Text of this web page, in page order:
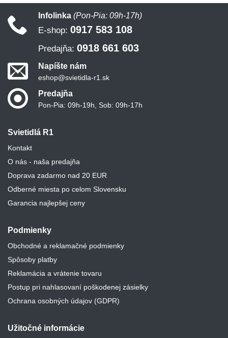
Svietidlá R1
Kontakt
O nás - naša predajňa
Doprava zadarmo nad 20 EUR
Odberné miesta po celom Slovensku
Garancia najlepšej ceny
Podmienky
Obchodné a reklamačné podmienky
Spôsoby platby
Reklamácia a vrátenie tovaru
Postup pri nahlasovaní poškodenej zásielky
Ochrana osobných údajov (GDPR)
Užitočné informácie
Infolinka (Pon-Pia: 09h-17h)
E-shop: 0917 583 108
Predajňa: 0918 661 603
Napíšte nám
eshop@svietidla-r1.sk
Predajňa
Pon-Pia: 09h-19h, Sob: 09h-17h